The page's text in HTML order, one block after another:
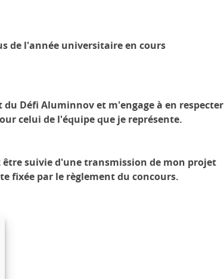
de l'année universitaire en cours
Défi Aluminnov et m'engage à en respecter
celui de l'équipe que je représente.
suivie d'une transmission de mon projet
fixée par le règlement du concours.